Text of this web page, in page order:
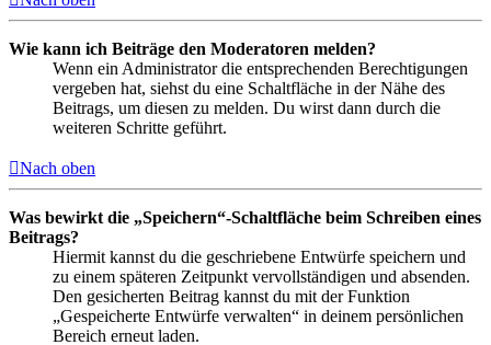
Wie kann ich Beiträge den Moderatoren melden?
Wenn ein Administrator die entsprechenden Berechtigungen
vergeben hat, siehst du eine Schaltfläche in der Nähe des
Beitrags, um diesen zu melden. Du wirst dann durch die
weiteren Schritte geführt.
Nach oben
Was bewirkt die „Speichern“-Schaltfläche beim Schreiben eines
Beitrags?
Hiermit kannst du die geschriebene Entwürfe speichern und
zu einem späteren Zeitpunkt vervollständigen und absenden.
Den gesicherten Beitrag kannst du mit der Funktion
„Gespeicherte Entwürfe verwalten“ in deinem persönlichen
Bereich erneut laden.